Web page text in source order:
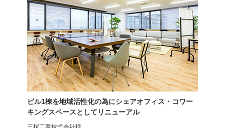
スタッキングチェア
エルモサ
ミーティングチェア
プレソナ
ビル1棟を地域活性化の為にシェアオフィス・コワー
キングスペースとしてリニューアル